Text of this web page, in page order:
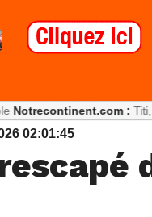
: Titi, ciblée
02:01:45